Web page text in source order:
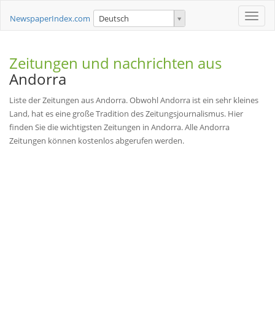
Toggle
NewspaperIndex.com Deutsch
Zeitungen und nachrichten aus
Andorra
Liste der Zeitungen aus Andorra. Obwohl Andorra ist ein sehr kleines
Land, hat es eine große Tradition des Zeitungsjournalismus. Hier
finden Sie die wichtigsten Zeitungen in Andorra. Alle Andorra
Zeitungen können kostenlos abgerufen werden.